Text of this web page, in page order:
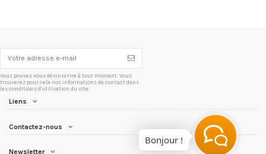
Vous pouvez vous désinscrire à tout moment. Vous
trouverez pour cela nos informations de contact dans
les conditions d'utilisation du site.
Liens
Contactez-nous
Newsletter
Bonjour !